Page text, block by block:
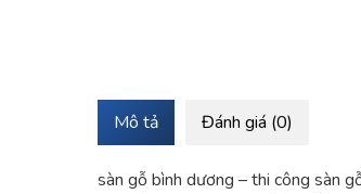
Mô tả Đánh giá (0)
sàn gỗ bình dương – thi công sàn